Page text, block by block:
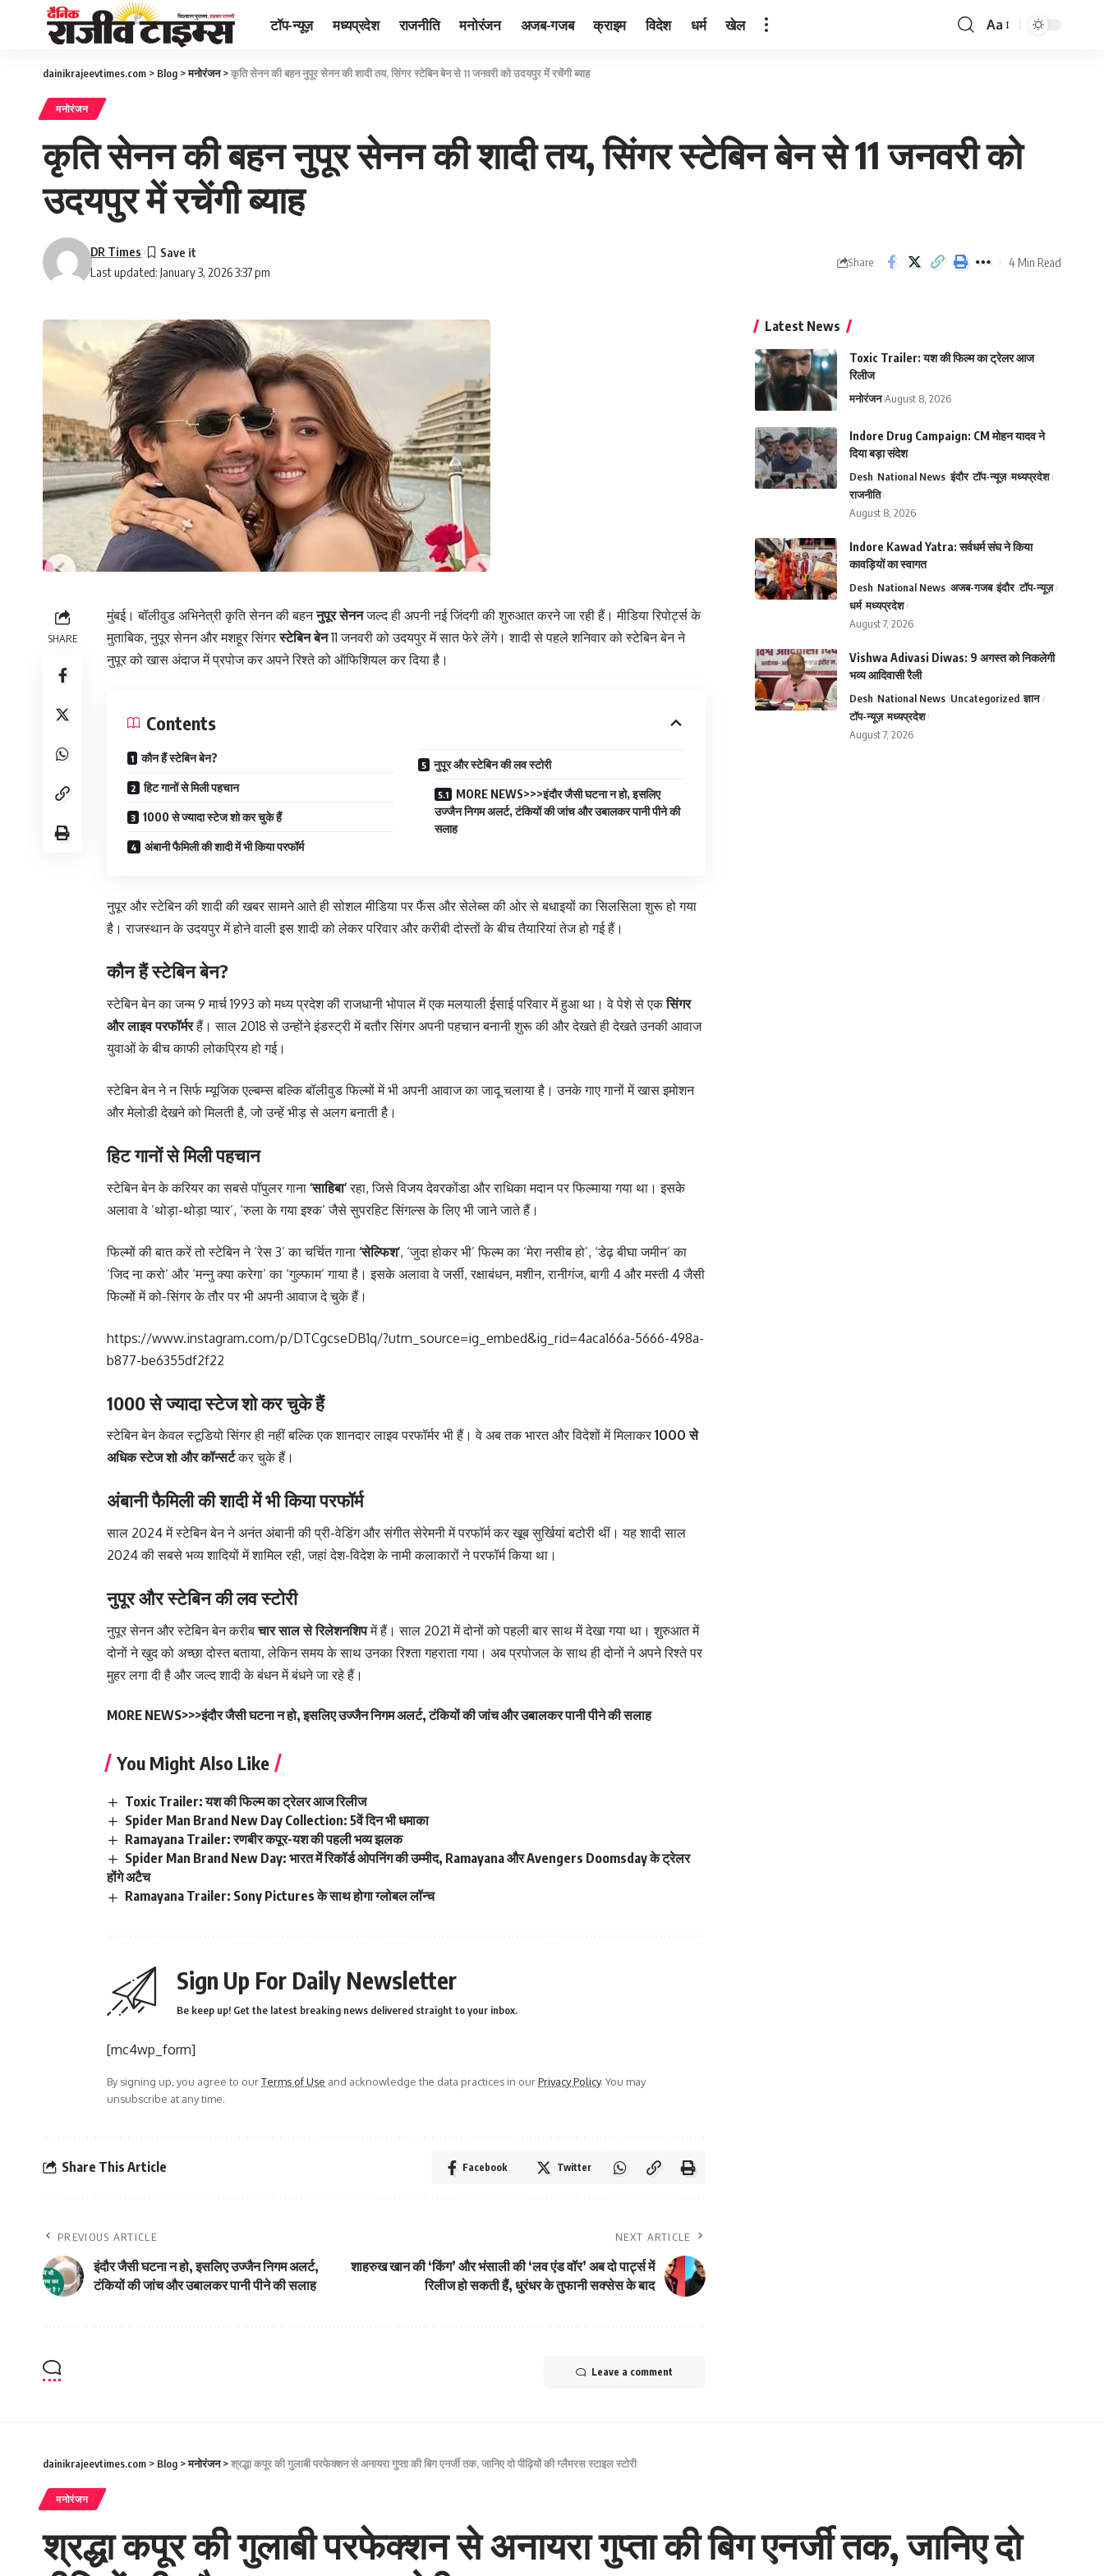
टॉप-न्यूज़ मध्यप्रदेश राजनीति मनोरंजन अजब-गजब क्राइम विदेश धर्म खेल
Font
Aa
dainikrajeevtimes.com > Blog >मनोरंजन>कृति सेनन की बहन नुपूर सेनन की शादी तय, सिंगर स्टेबिन बेन से 11 जनवरी को उदयपुर में रचेंगी ब्याह
मनोरंजन
कृति सेनन की बहन नुपूर सेनन की शादी तय, सिंगर स्टेबिन बेन से 11 जनवरी को
उदयपुर में रचेंगी ब्याह
Last updated: January 3, 2026 3:37 pm
DR Times
Share 4 Min Read
SHARE
मुंबई। बॉलीवुड अभिनेत्री कृति सेनन की बहननुपूर सेननजल्द ही अपनी नई जिंदगी की शुरुआत करने जा रही हैं। मीडिया रिपोर्ट्स के
मुताबिक, नुपूर सेनन और मशहूर सिंगरस्टेबिन बेन11 जनवरी को उदयपुर में सात फेरे लेंगे। शादी से पहले शनिवार को स्टेबिन बेन ने
नुपूर को खास अंदाज में प्रपोज कर अपने रिश्ते को ऑफिशियल कर दिया है।
Contents
कौन हैं स्टेबिन बेन?
हिट गानों से मिली पहचान
1000 से ज्यादा स्टेज शो कर चुके हैं
अंबानी फैमिली की शादी में भी किया परफॉर्म
नुपूर और स्टेबिन की लव स्टोरी
MORE NEWS>>>इंदौर जैसी घटना न हो, इसलिए
उज्जैन निगम अलर्ट, टंकियों की जांच और उबालकर पानी पीने की
सलाह
नुपूर और स्टेबिन की शादी की खबर सामने आते ही सोशल मीडिया पर फैंस और सेलेब्स की ओर से बधाइयों का सिलसिला शुरू हो गया
है। राजस्थान के उदयपुर में होने वाली इस शादी को लेकर परिवार और करीबी दोस्तों के बीच तैयारियां तेज हो गई हैं।
कौन हैं स्टेबिन बेन?
स्टेबिन बेन का जन्म 9 मार्च 1993 को मध्य प्रदेश की राजधानी भोपाल में एक मलयाली ईसाई परिवार में हुआ था। वे पेशे से एकसिंगर
और लाइव परफॉर्मरहैं। साल 2018 से उन्होंने इंडस्ट्री में बतौर सिंगर अपनी पहचान बनानी शुरू की और देखते ही देखते उनकी आवाज
युवाओं के बीच काफी लोकप्रिय हो गई।
स्टेबिन बेन ने न सिर्फ म्यूजिक एल्बम्स बल्कि बॉलीवुड फिल्मों में भी अपनी आवाज का जादू चलाया है। उनके गाए गानों में खास इमोशन
और मेलोडी देखने को मिलती है, जो उन्हें भीड़ से अलग बनाती है।
हिट गानों से मिली पहचान
स्टेबिन बेन के करियर का सबसे पॉपुलर गाना ‘साहिबा’रहा, जिसे विजय देवरकोंडा और राधिका मदान पर फिल्माया गया था। इसके
अलावा वे ‘थोड़ा-थोड़ा प्यार’, ‘रुला के गया इश्क’ जैसे सुपरहिट सिंगल्स के लिए भी जाने जाते हैं।
फिल्मों की बात करें तो स्टेबिन ने ‘रेस 3’ का चर्चित गाना ‘सेल्फिश’, ‘जुदा होकर भी’ फिल्म का ‘मेरा नसीब हो’, ‘डेढ़ बीघा जमीन’ का
‘जिद ना करो’ और ‘मन्नु क्या करेगा’ का ‘गुल्फाम’ गाया है। इसके अलावा वे जर्सी, रक्षाबंधन, मशीन, रानीगंज, बागी 4 और मस्ती 4 जैसी
फिल्मों में को-सिंगर के तौर पर भी अपनी आवाज दे चुके हैं।
https://www.instagram.com/p/DTCgcseDB1q/?utm_source=ig_embed&ig_rid=4aca166a-5666-498a-
b877-be6355df2f22
1000 से ज्यादा स्टेज शो कर चुके हैं
स्टेबिन बेन केवल स्टूडियो सिंगर ही नहीं बल्कि एक शानदार लाइव परफॉर्मर भी हैं। वे अब तक भारत और विदेशों में मिलाकर 1000 से
अधिक स्टेज शो और कॉन्सर्टकर चुके हैं।
अंबानी फैमिली की शादी में भी किया परफॉर्म
साल 2024 में स्टेबिन बेन ने अनंत अंबानी की प्री-वेडिंग और संगीत सेरेमनी में परफॉर्म कर खूब सुर्खियां बटोरी थीं। यह शादी साल
2024 की सबसे भव्य शादियों में शामिल रही, जहां देश-विदेश के नामी कलाकारों ने परफॉर्म किया था।
नुपूर और स्टेबिन की लव स्टोरी
नुपूर सेनन और स्टेबिन बेन करीबचार साल से रिलेशनशिपमें हैं। साल 2021 में दोनों को पहली बार साथ में देखा गया था। शुरुआत में
दोनों ने खुद को अच्छा दोस्त बताया, लेकिन समय के साथ उनका रिश्ता गहराता गया। अब प्रपोजल के साथ ही दोनों ने अपने रिश्ते पर
मुहर लगा दी है और जल्द शादी के बंधन में बंधने जा रहे हैं।
MORE NEWS>>>इंदौर जैसी घटना न हो, इसलिए उज्जैन निगम अलर्ट, टंकियों की जांच और उबालकर पानी पीने की सलाह
You Might Also Like
Toxic Trailer: यश की फिल्म का ट्रेलर आज रिलीज
Spider Man Brand New Day Collection: 5वें दिन भी धमाका
Ramayana Trailer: रणबीर कपूर-यश की पहली भव्य झलक
Spider Man Brand New Day: भारत में रिकॉर्ड ओपनिंग की उम्मीद, Ramayana और Avengers Doomsday के ट्रेलर
होंगे अटैच
Ramayana Trailer: Sony Pictures के साथ होगा ग्लोबल लॉन्च
Sign Up For Daily Newsletter
Be keep up! Get the latest breaking news delivered straight to your inbox.
[mc4wp_form]
By signing up, you agree to ourTerms of Use and acknowledge the data practices in ourPrivacy Policy. You may
unsubscribe at any time.
Share This Article Facebook Twitter
PREVIOUS ARTICLE
इंदौर जैसी घटना न हो, इसलिए उज्जैन निगम अलर्ट,
टंकियों की जांच और उबालकर पानी पीने की सलाह
NEXT ARTICLE
शाहरुख खान की ‘किंग’ और भंसाली की ‘लव एंड वॉर’ अब दो पार्ट्स में
रिलीज हो सकती हैं, धुरंधर के तुफानी सक्सेस के बाद
Leave a comment
Latest News
Toxic Trailer: यश की फिल्म का ट्रेलर आज
रिलीज
मनोरंजन August 8, 2026
Indore Drug Campaign: CM मोहन यादव ने
दिया बड़ा संदेश
Desh National News इंदौर टॉप-न्यूज़ मध्यप्रदेश
राजनीति
August 8, 2026
Indore Kawad Yatra: सर्वधर्म संघ ने किया
कावड़ियों का स्वागत
Desh National News अजब-गजब इंदौर टॉप-न्यूज़
धर्म मध्यप्रदेश
August 7, 2026
Vishwa Adivasi Diwas: 9 अगस्त को निकलेगी
भव्य आदिवासी रैली
Desh National News Uncategorized ज्ञान
टॉप-न्यूज़ मध्यप्रदेश
August 7, 2026
dainikrajeevtimes.com > Blog >मनोरंजन>श्रद्धा कपूर की गुलाबी परफेक्शन से अनायरा गुप्ता की बिग एनर्जी तक, जानिए दो पीढ़ियों की ग्लैमरस स्टाइल स्टोरी
मनोरंजन
श्रद्धा कपूर की गुलाबी परफेक्शन से अनायरा गुप्ता की बिग एनर्जी तक, जानिए दो